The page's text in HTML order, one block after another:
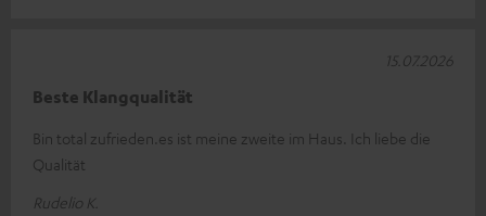
Beste Klangqualität
Bin total zufrieden.es ist meine zweite im Haus. Ich liebe die
Qualität
Rudelio K.
15.07.2026